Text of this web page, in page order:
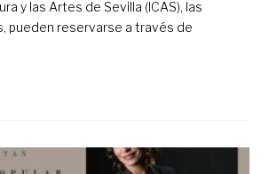
y las Artes de Sevilla (ICAS), las
pueden reservarse a través de